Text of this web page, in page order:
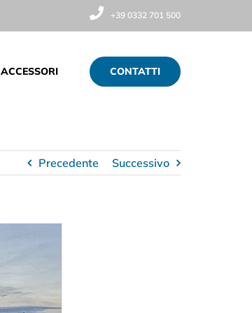
+39 0332 701 500
ACCESSORI CONTATTI
Precedente Successivo